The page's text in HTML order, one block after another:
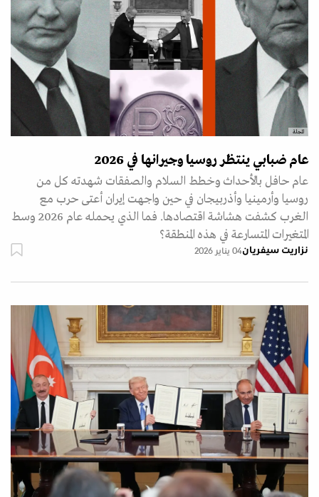
المجلة
عام ضبابي ينتظر روسيا وجيرانها في 2026
عام حافل بالأحداث وخطط السلام والصفقات شهدته كل من
روسيا وأرمينيا وأذربيجان في حين واجهت إيران أعتى حرب مع
الغرب كشفت هشاشة اقتصادها. فما الذي يحمله عام 2026 وسط
المتغيرات المتسارعة في هذه المنطقة؟
نزاريت سيفريان04 يناير 2026